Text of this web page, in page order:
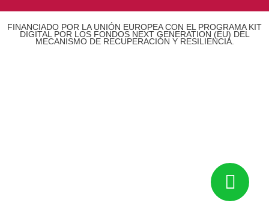
FINANCIADO POR LA UNIÓN EUROPEA CON EL PROGRAMA KIT
DIGITAL POR LOS FONDOS NEXT GENERATION (EU) DEL
MECANISMO DE RECUPERACIÓN Y RESILIENCIA.